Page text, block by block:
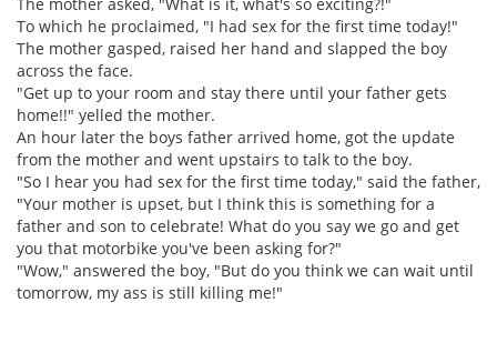
To which he proclaimed, "I had sex for the first time today!"
The mother gasped, raised her hand and slapped the boy
across the face.
"Get up to your room and stay there until your father gets
home!!" yelled the mother.
An hour later the boys father arrived home, got the update
from the mother and went upstairs to talk to the boy.
"So I hear you had sex for the first time today," said the father,
"Your mother is upset, but I think this is something for a
father and son to celebrate! What do you say we go and get
you that motorbike you've been asking for?"
"Wow," answered the boy, "But do you think we can wait until
tomorrow, my ass is still killing me!"